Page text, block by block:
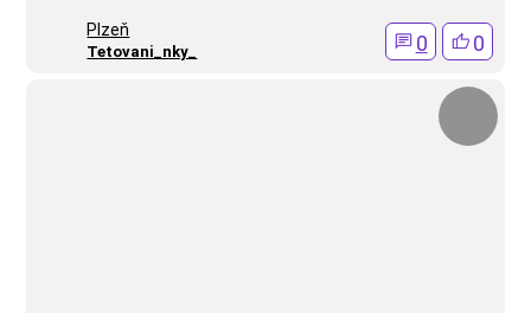
Plzeň
Tetovani_nky_ 0 0